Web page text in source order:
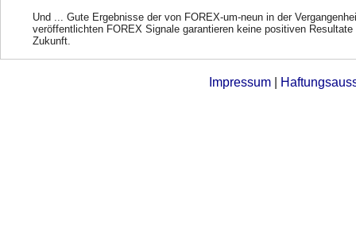
Und ... Gute Ergebnisse der von FOREX-um-neun in der
veröffentlichten FOREX Signale garantieren keine positiven Resultate
Zukunft.
Impressum